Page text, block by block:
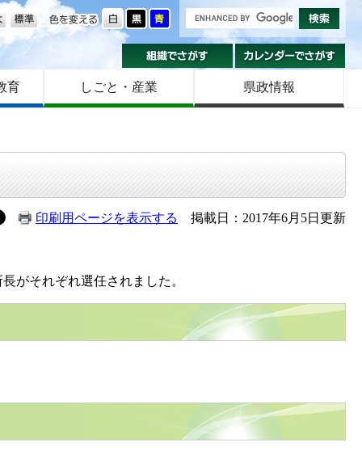
色を変える
大きさ
組織でさがす
育 しごと・産業 県政情報
印刷用ページを表示する 掲載日：2017年6月5日更新
それぞれ選任されました。